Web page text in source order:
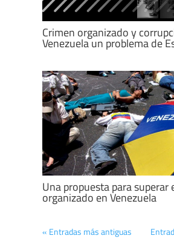
Crimen organizado y
Venezuela un problema de
Una propuesta para superar
organizado en Venezuela
« Entradas más antiguas